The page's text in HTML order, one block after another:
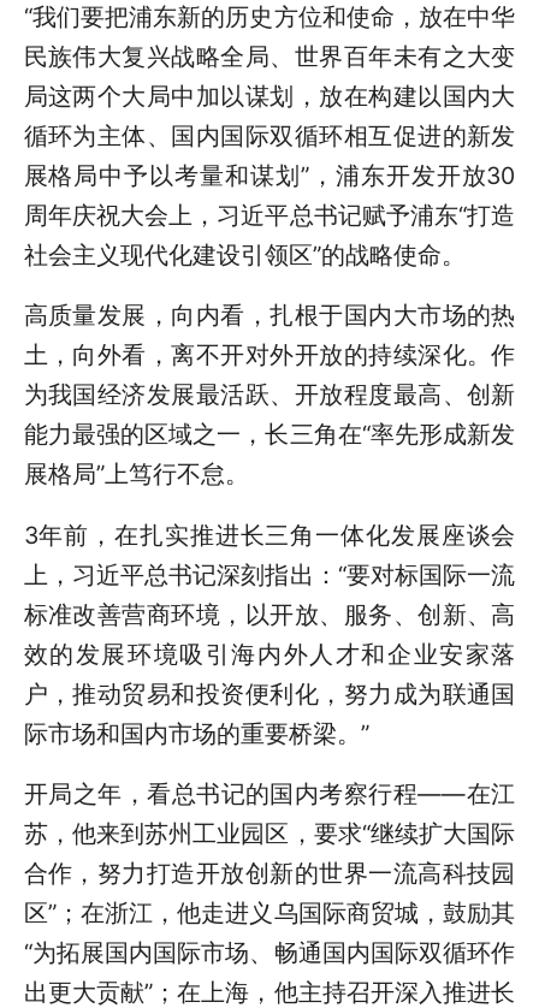
“我们要把浦东新的历史方位和使命，放在中华
民族伟大复兴战略全局、世界百年未有之大变
局这两个大局中加以谋划，放在构建以国内大
循环为主体、国内国际双循环相互促进的新发
展格局中予以考量和谋划”，浦东开发开放30
周年庆祝大会上，习近平总书记赋予浦东“打造
社会主义现代化建设引领区”的战略使命。
高质量发展，向内看，扎根于国内大市场的热
土，向外看，离不开对外开放的持续深化。作
为我国经济发展最活跃、开放程度最高、创新
能力最强的区域之一，长三角在“率先形成新发
展格局”上笃行不怠。
3年前，在扎实推进长三角一体化发展座谈会
上，习近平总书记深刻指出：“要对标国际一流
标准改善营商环境，以开放、服务、创新、高
效的发展环境吸引海内外人才和企业安家落
户，推动贸易和投资便利化，努力成为联通国
际市场和国内市场的重要桥梁。”
开局之年，看总书记的国内考察行程——在江
苏，他来到苏州工业园区，要求“继续扩大国际
合作，努力打造开放创新的世界一流高科技园
区”；在浙江，他走进义乌国际商贸城，鼓励其
“为拓展国内国际市场、畅通国内国际双循环作
出更大贡献”；在上海，他主持召开深入推进长